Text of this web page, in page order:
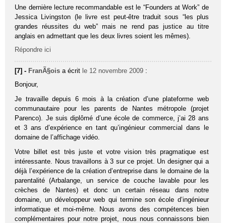
Une dernière lecture recommandable est le “Founders at Work” de
Jessica Livingston (le livre est peut-être traduit sous “les plus
grandes réussites du web” mais ne rend pas justice au titre
anglais en admettant que les deux livres soient les mêmes).
Répondre ici
[7] - FranÃ§ois a écrit le 12 novembre 2009 :
Bonjour,
Je travaille depuis 6 mois à la création d’une plateforme web
communautaire pour les parents de Nantes métropole (projet
Parenco). Je suis diplômé d’une école de commerce, j’ai 28 ans
et 3 ans d’expérience en tant qu’ingénieur commercial dans le
domaine de l’affichage vidéo.
Votre billet est très juste et votre vision très pragmatique est
intéressante. Nous travaillons à 3 sur ce projet. Un designer qui a
déjà l’expérience de la création d’entreprise dans le domaine de la
parentalité (Arbalange, un service de couche lavable pour les
crèches de Nantes) et donc un certain réseau dans notre
domaine, un développeur web qui termine son école d’ingénieur
informatique et moi-même. Nous avons des compétences bien
complémentaires pour notre projet, nous nous connaissons bien